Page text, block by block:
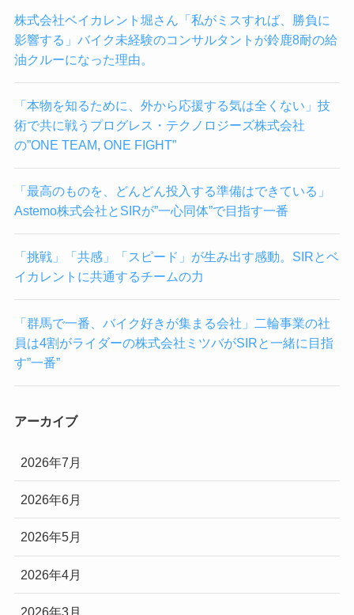
株式会社ベイカレント堀さん「私がミスすれば、勝負に
影響する」バイク未経験のコンサルタントが鈴鹿8耐の給
油クルーになった理由。
「本物を知るために、外から応援する気は全くない」技
術で共に戦うプログレス・テクノロジーズ株式会社
の”ONE TEAM, ONE FIGHT”
「最高のものを、どんどん投入する準備はできている」
Astemo株式会社とSIRが”一心同体”で目指す一番
「挑戦」「共感」「スピード」が生み出す感動。SIRとベ
イカレントに共通するチームの力
「群馬で一番、バイク好きが集まる会社」二輪事業の社
員は4割がライダーの株式会社ミツバがSIRと一緒に目指
す”一番”
アーカイブ
2026年7月
2026年6月
2026年5月
2026年4月
2026年3月